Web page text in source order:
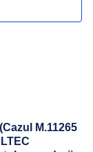
M.11265